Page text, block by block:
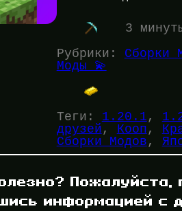
3
Рубрики: Сборки
Моды 💫
Теги: 1.20.1 ,
друзей , Кооп ,
Сборки Модов ,
Пожалуйста,
информацией с